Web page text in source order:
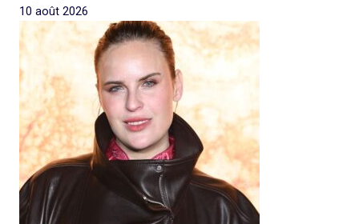
10 août 2026